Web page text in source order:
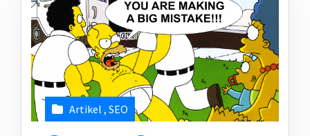
Artikel , SEO